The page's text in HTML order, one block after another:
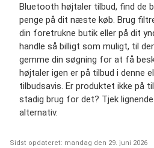
Bluetooth højtaler tilbud, find de
penge på dit næste køb. Brug
din foretrukne butik eller på dit
handle så billigt som muligt, til
gemme din søgning for at få
højtaler igen er på tilbud i denne
tilbudsavis. Er produktet ikke på
stadig brug for det? Tjek
alternativ.
Sidst opdateret: mandag den 29. juni 2026